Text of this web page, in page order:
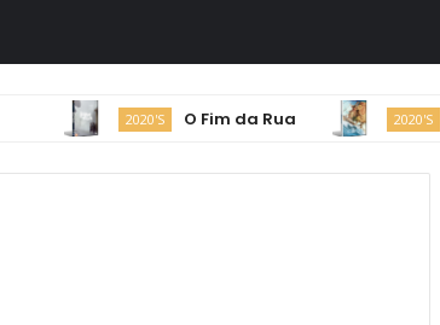
2020'S O Fim da Rua 2020'S Moana